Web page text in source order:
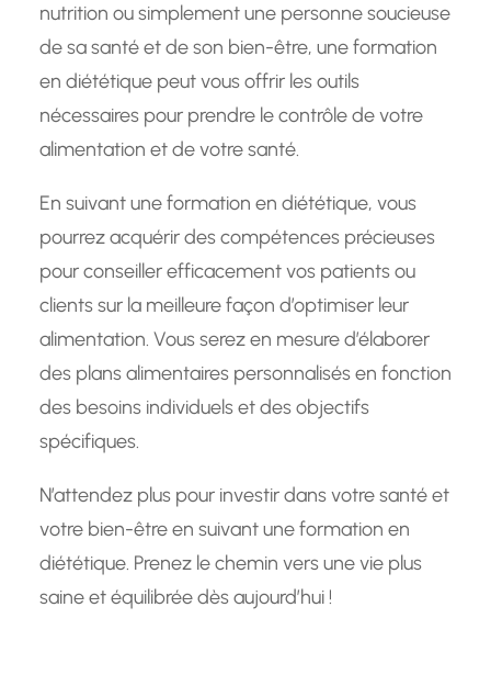
nutrition ou simplement une personne soucieuse
de sa santé et de son bien-être, une formation
en diététique peut vous offrir les outils
nécessaires pour prendre le contrôle de votre
alimentation et de votre santé.
En suivant une formation en diététique, vous
pourrez acquérir des compétences précieuses
pour conseiller efficacement vos patients ou
clients sur la meilleure façon d’optimiser leur
alimentation. Vous serez en mesure d’élaborer
des plans alimentaires personnalisés en fonction
des besoins individuels et des objectifs
spécifiques.
N’attendez plus pour investir dans votre santé et
votre bien-être en suivant une formation en
diététique. Prenez le chemin vers une vie plus
saine et équilibrée dès aujourd’hui !